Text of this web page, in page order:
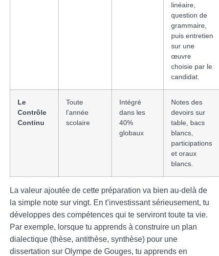
linéaire,
question de
grammaire,
puis entretien
sur une
œuvre
choisie par le
candidat.
Le
Contrôle
Continu
Toute
l’année
scolaire
Intégré
dans les
40%
globaux
Notes des
devoirs sur
table, bacs
blancs,
participations
et oraux
blancs.
La valeur ajoutée de cette préparation va bien au-delà de
la simple note sur vingt. En t’investissant sérieusement, tu
développes des compétences qui te serviront toute ta vie.
Par exemple, lorsque tu apprends à construire un plan
dialectique (thèse, antithèse, synthèse) pour une
dissertation sur Olympe de Gouges, tu apprends en